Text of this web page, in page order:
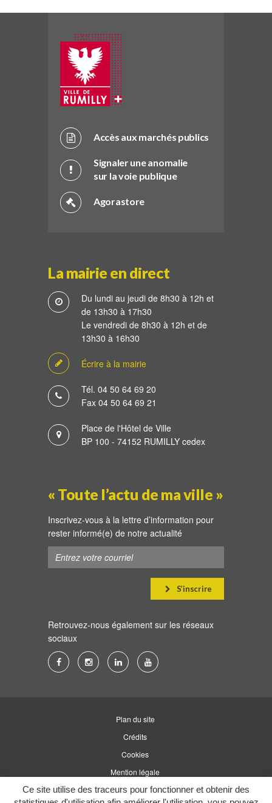
Ce site utilise des traceurs pour fonctionner et obtenir des
Accès aux marchés publics
Signaler une anomalie
sur la voie publique
Agorastore
La mairie en direct
Du lundi au jeudi de 8h30 à 12h et
de 13h30 à 17h30
Le vendredi de 8h30 à 12h et de
13h30 à 16h30
Écrire à la mairie
Tél. 04 50 64 69 20
Fax 04 50 64 69 21
Place de l'Hôtel de Ville
BP 100 - 74152 RUMILLY cedex
« Toute l’actu de ma ville »
Inscrivez-vous à la lettre d’information pour
rester informé(e) de notre actualité
S’inscrire
Retrouvez-nous également sur les réseaux
sociaux
Lien
Lien
Instagram
Lien
Linkedin
Lien
Youtube
Plan du site
Crédits
Cookies
Mention légale
Accessibilité